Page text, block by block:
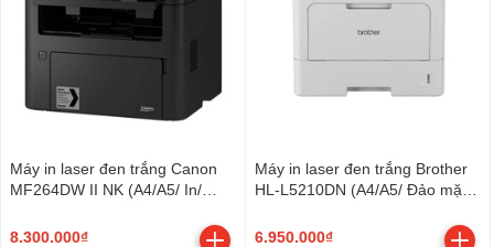
Máy in laser đen trắng Canon
MF264DW II NK (A4/A5/ In/
USB/ LAN/ WIFI)
8.300.000₫
Máy in laser đen trắng Brother
HL-L5210DN (A4/A5/ Đảo mặt/
6.950.000₫